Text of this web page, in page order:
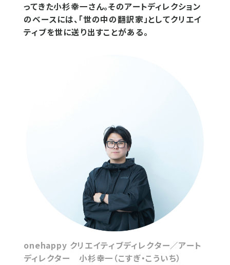
ってきた小杉幸一さん。そのアートディレクション
のベースには、「世の中の翻訳家」としてクリエイ
ティブを世に送り出すことがある。
onehappy クリエイティブディレクター／アート
ディレクター 小杉幸一（こすぎ・こういち）